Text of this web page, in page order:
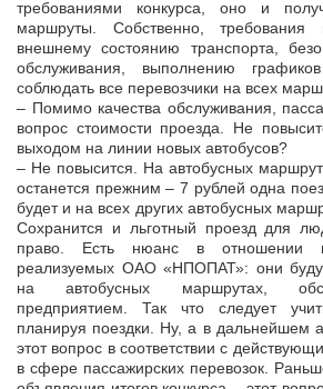
требованиями конкурса, оно и
маршруты. Собственно, требования
внешнему состоянию транспорта,
обслуживания, выполнению
соблюдать все перевозчики на всех
– Помимо качества обслуживания,
вопрос стоимости проезда. Не
выходом на линии новых автобусов?
– Не повысится. На автобусных
останется прежним – 7 рублей одна
будет и на всех других автобусных
Сохранится и льготный проезд для
право. Есть нюанс в отношении
реализуемых ОАО «НПОПАТ»: они будут
на автобусных маршрутах,
предприятием. Так что следует
планируя поездки. Ну, а в дальнейшем
этот вопрос в соответствии с
в сфере пассажирских перевозок.